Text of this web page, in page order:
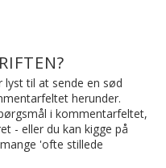
lyst til at sende en sød
herunder.
i kommentarfeltet,
- eller du kan kigge på
'ofte stillede